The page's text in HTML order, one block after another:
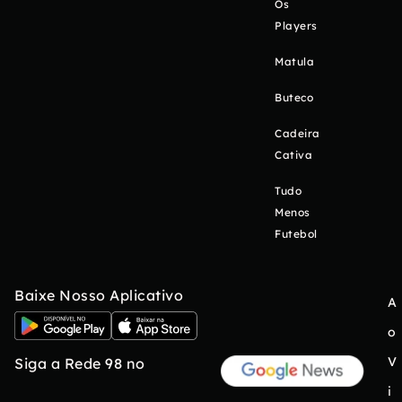
Os
Players
Matula
Buteco
Cadeira
Cativa
Tudo
Menos
Futebol
Baixe Nosso Aplicativo
Siga a Rede 98 no
A
o
V
i